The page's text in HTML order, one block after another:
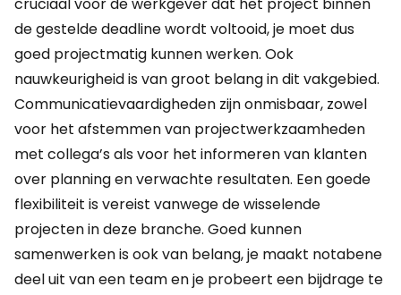
de gestelde deadline wordt voltooid, je moet dus
goed projectmatig kunnen werken. Ook
nauwkeurigheid is van groot belang in dit vakgebied.
Communicatievaardigheden zijn onmisbaar, zowel
voor het afstemmen van projectwerkzaamheden
met collega’s als voor het informeren van klanten
over planning en verwachte resultaten. Een goede
flexibiliteit is vereist vanwege de wisselende
projecten in deze branche. Goed kunnen
samenwerken is ook van belang, je maakt notabene
deel uit van een team en je probeert een bijdrage te